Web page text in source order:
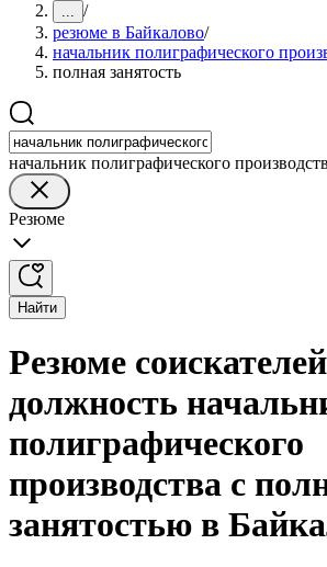
... /
резюме в Байкалово/
начальник полиграфического
полная занятость
начальник полиграфического
Резюме
Найти
Резюме
должность
полиграфического
производства с
занятостью в